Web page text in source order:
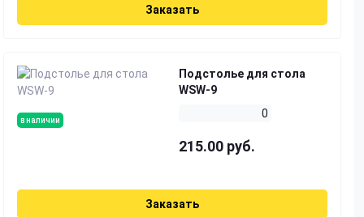
Заказать
в наличии
Подстолье для стола
WSW-9
0
215.00 руб.
Заказать